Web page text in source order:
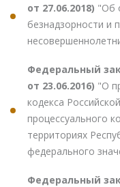
от 27.06.2018) "Об
безнадзорности и
Федеральный
от 23.06.2016) "О
кодекса
процессуального
территориях
федерального
Федеральный